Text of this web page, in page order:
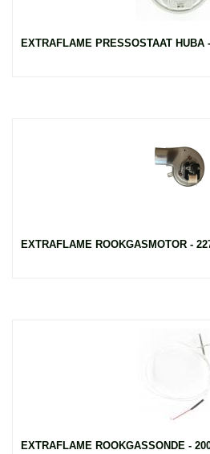
EXTRAFLAME PRESSOSTAAT HUBA
EXTRAFLAME ROOKGASMOTOR -
EXTRAFLAME ROOKGASSONDE -